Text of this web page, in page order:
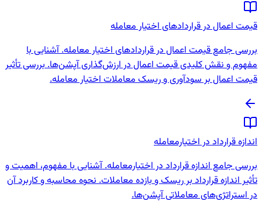
قیمت اعمال در قراردادهای اختیار معامله
بررسی جامع قیمت اعمال در قراردادهای اختیار معامله. آشنایی با
مفهوم و نقش کلیدی قیمت اعمال در ارزش‌گذاری آپشن‌ها. بررسی تأثیر
قیمت اعمال بر سودآوری و ریسک معاملات اختیار معامله.
اندازه قرارداد در اختیارمعامله
بررسی جامع اندازه قرارداد در اختیارمعامله. آشنایی با مفهوم، اهمیت و
تأثیر اندازه قرارداد بر ریسک و بازده معاملات. نحوه محاسبه و کاربرد آن
در استراتژی‌های معاملاتی آپشن‌ها.